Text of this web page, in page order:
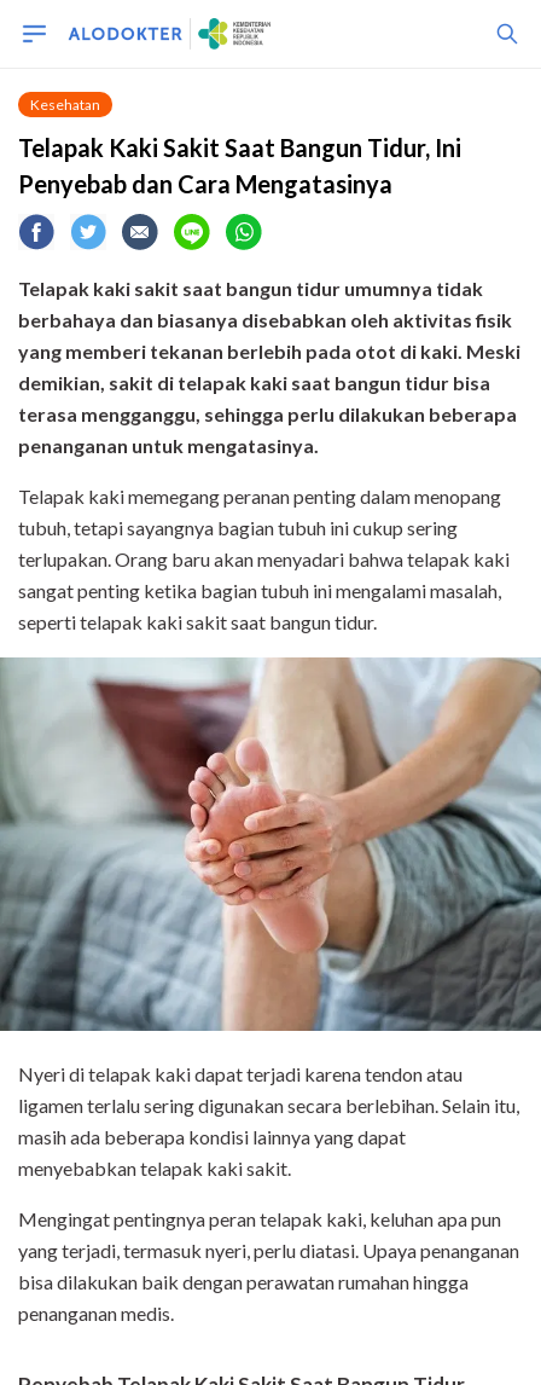
Kesehatan
Telapak Kaki Sakit Saat Bangun Tidur, Ini
Penyebab dan Cara Mengatasinya
Telapak kaki sakit saat bangun tidur umumnya tidak
berbahaya dan biasanya disebabkan oleh aktivitas fisik
yang memberi tekanan berlebih pada otot di kaki. Meski
demikian, sakit di telapak kaki saat bangun tidur bisa
terasa mengganggu, sehingga perlu dilakukan beberapa
penanganan untuk mengatasinya.
Telapak kaki memegang peranan penting dalam menopang
tubuh, tetapi sayangnya bagian tubuh ini cukup sering
terlupakan. Orang baru akan menyadari bahwa telapak kaki
sangat penting ketika bagian tubuh ini mengalami masalah,
seperti telapak kaki sakit saat bangun tidur.
Nyeri di telapak kaki dapat terjadi karena tendon atau
ligamen terlalu sering digunakan secara berlebihan. Selain itu,
masih ada beberapa kondisi lainnya yang dapat
menyebabkan telapak kaki sakit.
Mengingat pentingnya peran telapak kaki, keluhan apa pun
yang terjadi, termasuk nyeri, perlu diatasi. Upaya penanganan
bisa dilakukan baik dengan perawatan rumahan hingga
penanganan medis.